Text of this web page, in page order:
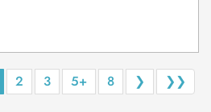
2 3 5+ 8 ❯ ❯❯